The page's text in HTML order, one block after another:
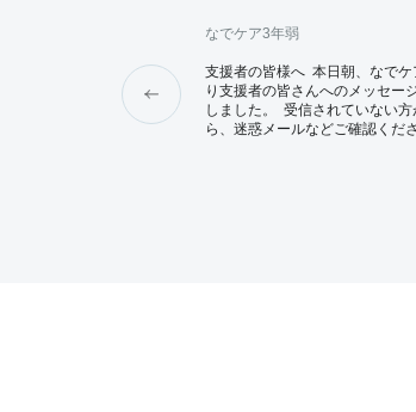
なでケア3年弱
支援者の皆様へ 本日朝、なでケ
り支援者の皆さんへのメッセー
しました。 受信されていない
ら、迷惑メールなどご確認くだ